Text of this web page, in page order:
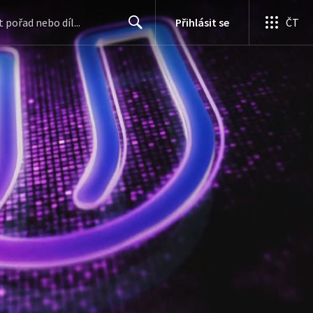
Search
Přihlásit se ČT